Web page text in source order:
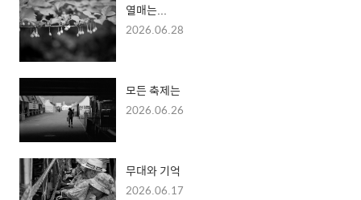
열매는...
2026.06.28
모든 축제는
2026.06.26
무대와 기억
2026.06.17